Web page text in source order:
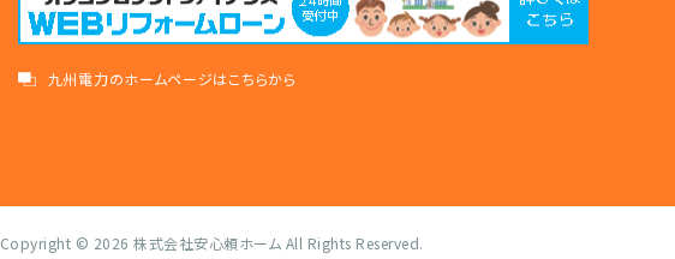
九州電力のホームページはこちらから
Copyright © 2026 株式会社安心頼ホーム All Rights Reserved.